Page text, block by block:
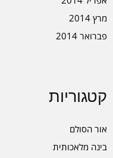
מרץ 2014
פברואר 2014
קטגוריות
אור הסולם
בינה מלאכותית